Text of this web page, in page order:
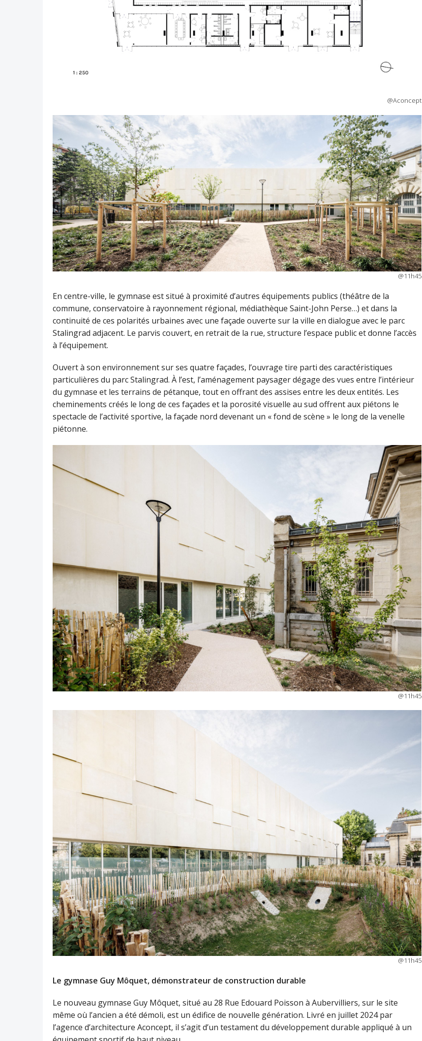
@Aconcept
@11h45
En centre-ville, le gymnase est situé à proximité d’autres équipements publics (théâtre de la
commune, conservatoire à rayonnement régional, médiathèque Saint-John Perse…) et dans la
continuité de ces polarités urbaines avec une façade ouverte sur la ville en dialogue avec le parc
Stalingrad adjacent. Le parvis couvert, en retrait de la rue, structure l’espace public et donne l’accès
à l’équipement.
Ouvert à son environnement sur ses quatre façades, l’ouvrage tire parti des caractéristiques
particulières du parc Stalingrad. À l’est, l’aménagement paysager dégage des vues entre l’intérieur
du gymnase et les terrains de pétanque, tout en offrant des assises entre les deux entités. Les
cheminements créés le long de ces façades et la porosité visuelle au sud offrent aux piétons le
spectacle de l’activité sportive, la façade nord devenant un « fond de scène » le long de la venelle
piétonne.
@11h45
@11h45
Le gymnase Guy Môquet, démonstrateur de construction durable
Le nouveau gymnase Guy Môquet, situé au 28 Rue Edouard Poisson à Aubervilliers, sur le site
même où l’ancien a été démoli, est un édifice de nouvelle génération. Livré en juillet 2024 par
l’agence d’architecture Aconcept, il s’agit d’un testament du développement durable appliqué à un